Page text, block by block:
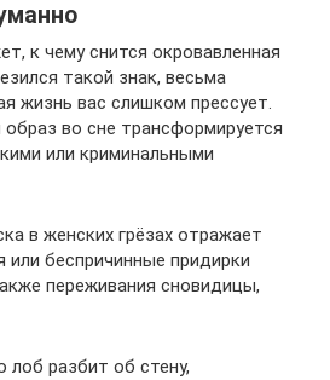
к чему снится окровавленная
такой знак, весьма
жизнь вас слишком прессует.
во сне трансформируется
или криминальными
в женских грёзах отражает
или беспричинные придирки
переживания сновидицы,
лоб разбит об стену,